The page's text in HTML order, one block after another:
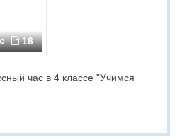
16
час в 4 классе "Учимся